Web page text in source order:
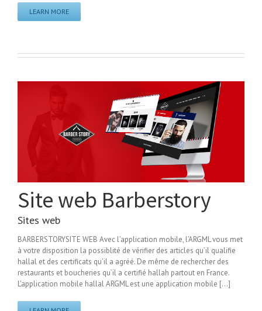
LEARN MORE
Site web Barberstory
Sites web
BARBERSTORYSITE WEB Avec l’application mobile, l’ARGML vous met
à votre disposition la possiblité de vérifier des articles qu’il qualifie
hallal et des certificats qu’il a agréé. De même de rechercher des
restaurants et boucheries qu’il a certifié hallah partout en France.
L’application mobile hallal ARGML est une application mobile [...]